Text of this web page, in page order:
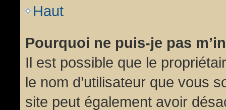
Haut
Pourquoi ne puis-je pas
Il est possible que le
le nom d’utilisateur que vous
site peut également avoir